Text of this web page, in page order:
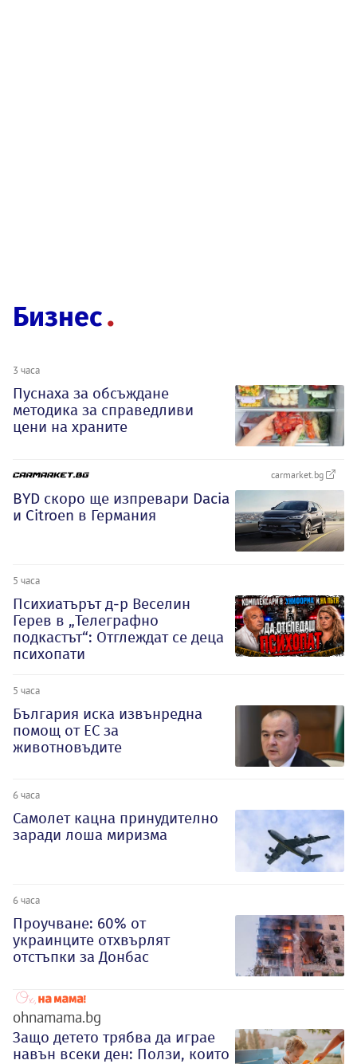
Бизнес
3 часа
Пуснаха за обсъждане
методика за справедливи
цени на храните
carmarket.bg
BYD скоро ще изпревари Dacia
и Citroеn в Германия
5 часа
Психиатърът д-р Веселин
Герев в „Телеграфно
подкастът“: Отглеждат се деца
психопати
5 часа
България иска извънредна
помощ от ЕС за
животновъдите
6 часа
Самолет кацна принудително
заради лоша миризма
6 часа
Проучване: 60% от
украинците отхвърлят
отстъпки за Донбас
ohnamama.bg
Защо детето трябва да играе
навън всеки ден: Ползи, които